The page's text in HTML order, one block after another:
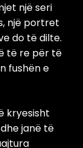
një seri
një portret
do të dilte.
të re për të
fushën e
kryesisht
janë të